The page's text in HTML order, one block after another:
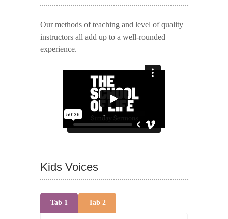
Our methods of teaching and level of quality
instructors all add up to a well-rounded
experience.
Kids Voices
Tab 1 Tab 2